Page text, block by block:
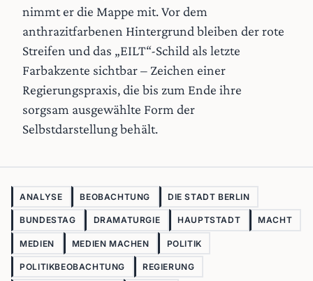
nimmt er die Mappe mit. Vor dem
anthrazitfarbenen Hintergrund bleiben der rote
Streifen und das „EILT“-Schild als letzte
Farbakzente sichtbar – Zeichen einer
Regierungspraxis, die bis zum Ende ihre
sorgsam ausgewählte Form der
Selbstdarstellung behält.
ANALYSE BEOBACHTUNG DIE STADT BERLIN
BUNDESTAG DRAMATURGIE HAUPTSTADT MACHT
MEDIEN MEDIEN MACHEN POLITIK
POLITIKBEOBACHTUNG REGIERUNG